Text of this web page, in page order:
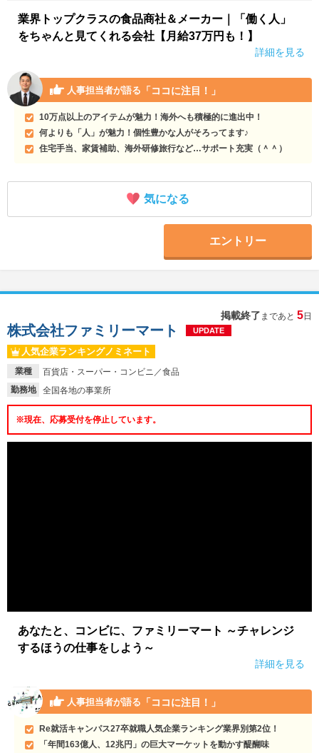
業界トップクラスの食品商社＆メーカー｜「働く人」
をちゃんと見てくれる会社【月給37万円も！】
詳細を見る
人事担当者が語る 「ココに注目！」
10万点以上のアイテムが魅力！海外へも積極的に進出中！
何よりも「人」が魅力！個性豊かな人がそろってます♪
住宅手当、家賃補助、海外研修旅行など…サポート充実（＾＾）
気になる
エントリー
掲載終了 まであと 5日
業種
百貨店・スーパー・コンビニ／食品
勤務地
全国各地の事業所
株式会社ファミリーマート UPDATE
人気企業ランキングノミネート
※現在、応募受付を停止しています。
あなたと、コンビに、ファミリーマート ～チャレンジ
するほうの仕事をしよう～
詳細を見る
人事担当者が語る 「ココに注目！」
Re就活キャンパス27卒就職人気企業ランキング業界別第2位！
「年間163億人、12兆円」の巨大マーケットを動かす醍醐味